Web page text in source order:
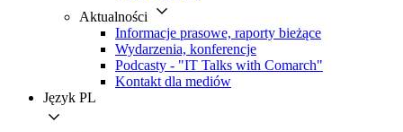
Aktualności
Informacje prasowe, raporty bieżące
Wydarzenia, konferencje
Podcasty - "IT Talks with Comarch"
Kontakt dla mediów
Język PL